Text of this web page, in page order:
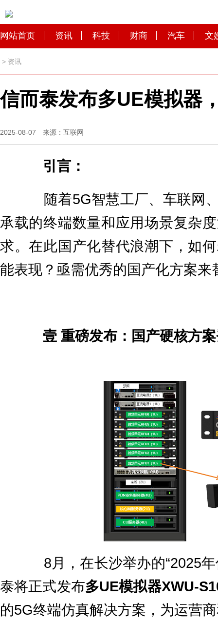
网站首页 资讯 科技 财商 汽车 文
> 资讯
信而泰发布多UE模拟器
2025-08-07 来源：互联网
引言：
随着5G智慧工厂、车联网、
承载的终端数量和应用场景复杂
求。在此国产化替代浪潮下，如
能表现？亟需优秀的国产化方案
壹 重磅发布：国产硬核方
8月，在长沙举办的“2025年
泰将正式发布多UE模拟器XWU-
的5G终端仿真解决方案，为运营